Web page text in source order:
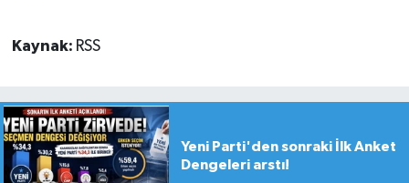
Kaynak: RSS
Yeni Parti'den sonraki İlk Anket
Dengeleri arstı!